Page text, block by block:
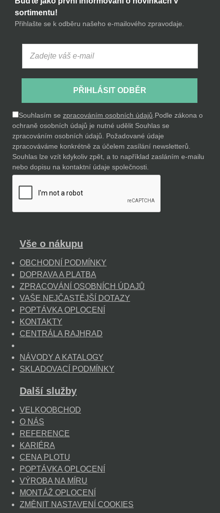
sortimentu!
Přihlašte se k odběru našeho e-mailového zpravodaje.
PŘIHLÁSIT ODBĚR
Souhlasím se zpracováním osobních údajů.Podle zákona o
ochraně osobních údajů je nutné udělit Souhlas se
zpracováním osobních údajů. Požadované údaje
zpracováváme konkrétně za účelem zasílání newsletterů.
Souhlas lze vzít kdykoliv zpět, a to například zasláním e-mailu
nebo dopisu na kontaktní údaje společnosti.
Vše o nákupu
OBCHODNÍ PODMÍNKY
DOPRAVA A PLATBA
ZPRACOVÁNÍ OSOBNÍCH ÚDAJŮ
VAŠE NEJČASTĚJŠÍ DOTAZY
POPTÁVKA OPLOCENÍ
KONTAKTY
CENTRÁLA RAJHRAD
NÁVODY A KATALOGY
SKLADOVACÍ PODMÍNKY
Další služby
VELKOOBCHOD
O NÁS
REFERENCE
KARIÉRA
CENA PLOTU
POPTÁVKA OPLOCENÍ
VÝROBA NA MÍRU
MONTÁŽ OPLOCENÍ
ZMĚNIT NASTAVENÍ COOKIES